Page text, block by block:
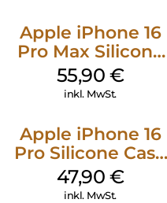
Apple iPhone 16
Pro Max Silicone
Case MagSafe
Stone Gray
55,90 €
inkl. MwSt.
Apple iPhone 16
Pro Silicone Case
MagSafe Denim
47,90 €
inkl. MwSt.